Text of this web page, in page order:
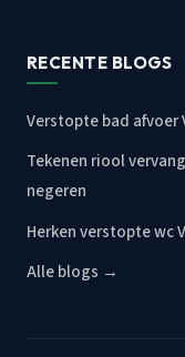
RECENTE BLOGS
Verstopte bad afvoer
Tekenen riool
negeren
Herken verstopte wc
Alle blogs →